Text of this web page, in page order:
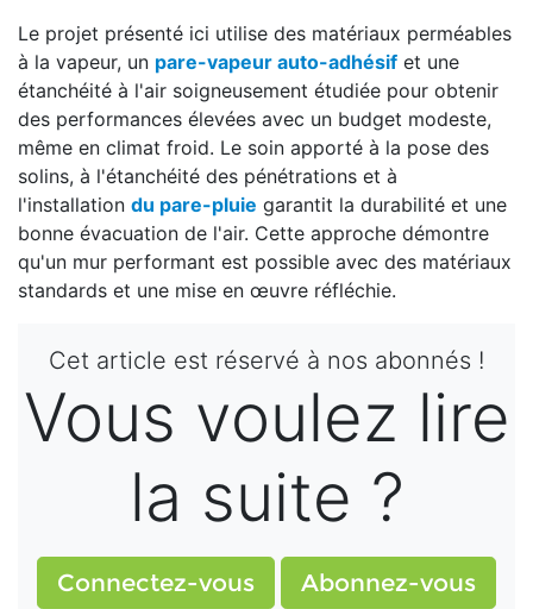
Le projet présenté ici utilise des matériaux perméables
à la vapeur, un pare-vapeur auto-adhésif et une
étanchéité à l'air soigneusement étudiée pour obtenir
des performances élevées avec un budget modeste,
même en climat froid. Le soin apporté à la pose des
solins, à l'étanchéité des pénétrations et à
l'installation du pare-pluie garantit la durabilité et une
bonne évacuation de l'air. Cette approche démontre
qu'un mur performant est possible avec des matériaux
standards et une mise en œuvre réfléchie.
Cet article est réservé à nos abonnés !
Vous voulez lire
la suite ?
Connectez-vous Abonnez-vous